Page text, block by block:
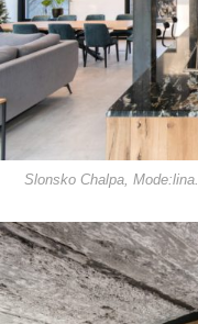
Slonsko Chalpa, Mode:lina.